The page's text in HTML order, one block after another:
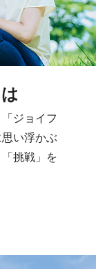
ジョイフ
い浮かぶ
挑戦」を